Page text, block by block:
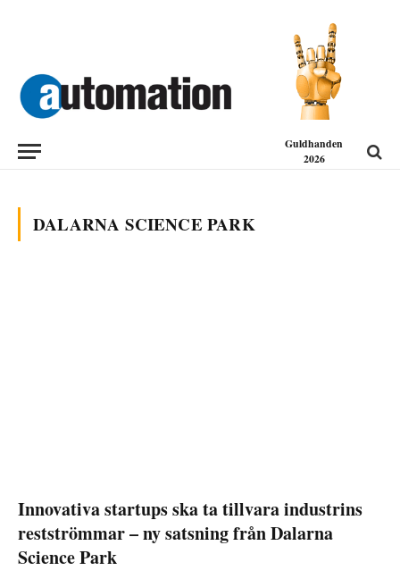
Guldhanden
2026
DALARNA SCIENCE PARK
Innovativa startups ska ta tillvara industrins
restströmmar – ny satsning från Dalarna
Science Park